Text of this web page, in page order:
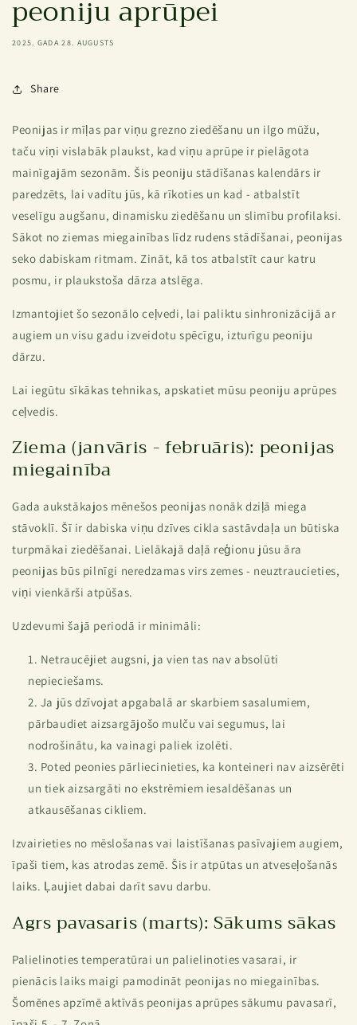
peoniju aprūpei
2025. GADA 28. AUGUSTS
Share
Peonijas ir mīļas par viņu grezno ziedēšanu un ilgo mūžu,
taču viņi vislabāk plaukst, kad viņu aprūpe ir pielāgota
mainīgajām sezonām. Šis peoniju stādīšanas kalendārs ir
paredzēts, lai vadītu jūs, kā rīkoties un kad - atbalstīt
veselīgu augšanu, dinamisku ziedēšanu un slimību profilaksi.
Sākot no ziemas miegainības līdz rudens stādīšanai, peonijas
seko dabiskam ritmam. Zināt, kā tos atbalstīt caur katru
posmu, ir plaukstoša dārza atslēga.
Izmantojiet šo sezonālo ceļvedi, lai paliktu sinhronizācijā ar
augiem un visu gadu izveidotu spēcīgu, izturīgu peoniju
dārzu.
Lai iegūtu sīkākas tehnikas, apskatiet mūsu peoniju aprūpes
ceļvedis.
Ziema (janvāris - februāris): peonijas
miegainība
Gada aukstākajos mēnešos peonijas nonāk dziļā miega
stāvoklī. Šī ir dabiska viņu dzīves cikla sastāvdaļa un būtiska
turpmākai ziedēšanai. Lielākajā daļā reģionu jūsu āra
peonijas būs pilnīgi neredzamas virs zemes - neuztraucieties,
viņi vienkārši atpūšas.
Uzdevumi šajā periodā ir minimāli:
Netraucējiet augsni, ja vien tas nav absolūti
nepieciešams.
Ja jūs dzīvojat apgabalā ar skarbiem sasalumiem,
pārbaudiet aizsargājošo mulču vai segumus, lai
nodrošinātu, ka vainagi paliek izolēti.
Poted peonies pārliecinieties, ka konteineri nav aizsērēti
un tiek aizsargāti no ekstrēmiem iesaldēšanas un
atkausēšanas cikliem.
Izvairieties no mēslošanas vai laistīšanas pasīvajiem augiem,
īpaši tiem, kas atrodas zemē. Šis ir atpūtas un atveseļošanās
laiks. Ļaujiet dabai darīt savu darbu.
Agrs pavasaris (marts): Sākums sākas
Palielinoties temperatūrai un palielinoties vasarai, ir
pienācis laiks maigi pamodināt peonijas no miegainības.
Šomēnes apzīmē aktīvās peonijas aprūpes sākumu pavasarī,